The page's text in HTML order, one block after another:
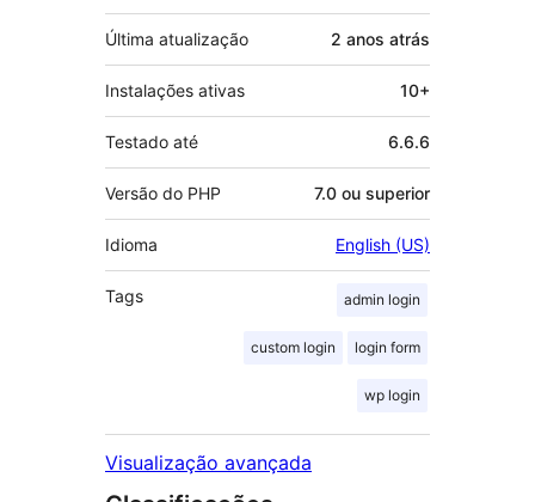
Última atualização 2 anos atrás
Instalações ativas 10+
Testado até 6.6.6
Versão do PHP 7.0 ou superior
Idioma English (US)
Tags admin login
custom login login form
wp login
Visualização avançada